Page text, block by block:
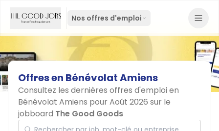
Nos offres d'emploi
Offresen BénévolatAmiens
Consultez les dernières offres d'emploi en
Bénévolat Amiens pour Août 2026 sur le
jobboard The Good Goods
Rechercher par job, mot-clé ou entreprise